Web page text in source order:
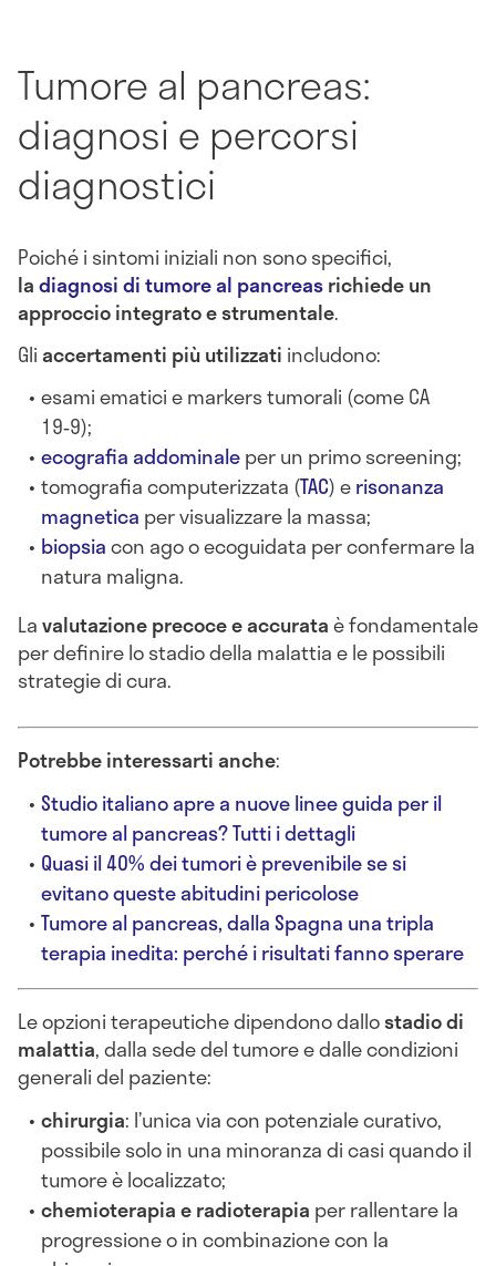
Tumore al pancreas:
diagnosi e percorsi
diagnostici
Poiché i sintomi iniziali non sono specifici,
ladiagnosi di tumore al pancreasrichiede un
approccio integrato e strumentale.
Gliaccertamenti più utilizzati includono:
esami ematici e markers tumorali (come CA
19‑9);
ecografia addominaleper un primo screening;
tomografia computerizzata (TAC) erisonanza
magnetica per visualizzare la massa;
biopsiacon ago o ecoguidata per confermare la
natura maligna.
Lavalutazione precoce e accurataè fondamentale
per definire lo stadio della malattia e le possibili
strategie di cura.
Potrebbe interessarti anche:
Studio italiano apre a nuove linee guida per il
tumore al pancreas? Tutti i dettagli
Quasi il 40% dei tumori è prevenibile se si
evitano queste abitudini pericolose
Tumore al pancreas, dalla Spagna una tripla
terapia inedita: perché i risultati fanno sperare
Le opzioni terapeutiche dipendono dallostadio di
malattia, dalla sede del tumore e dalle condizioni
generali del paziente:
chirurgia: l’unica via con potenziale curativo,
possibile solo in una minoranza di casi quando il
tumore è localizzato;
chemioterapia e radioterapia per rallentare la
progressione o in combinazione con la